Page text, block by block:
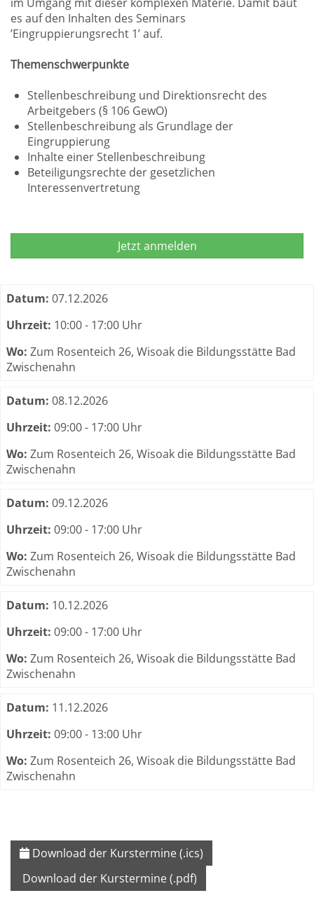
es auf den Inhalten des Seminars
’Eingruppierungsrecht 1’ auf.
Themenschwerpunkte
Stellenbeschreibung und Direktionsrecht des
Arbeitgebers (§ 106 GewO)
Stellenbeschreibung als Grundlage der
Eingruppierung
Inhalte einer Stellenbeschreibung
Beteiligungsrechte der gesetzlichen
Interessenvertretung
Jetzt anmelden
Termine zum dieser Kurs
Datum: 07.12.2026
Uhrzeit: 10:00 - 17:00 Uhr
Wo: Zum Rosenteich 26, Wisoak die Bildungsstätte Bad
Zwischenahn
Datum: 08.12.2026
Uhrzeit: 09:00 - 17:00 Uhr
Wo: Zum Rosenteich 26, Wisoak die Bildungsstätte Bad
Zwischenahn
Datum: 09.12.2026
Uhrzeit: 09:00 - 17:00 Uhr
Wo: Zum Rosenteich 26, Wisoak die Bildungsstätte Bad
Zwischenahn
Datum: 10.12.2026
Uhrzeit: 09:00 - 17:00 Uhr
Wo: Zum Rosenteich 26, Wisoak die Bildungsstätte Bad
Zwischenahn
Datum: 11.12.2026
Uhrzeit: 09:00 - 13:00 Uhr
Wo: Zum Rosenteich 26, Wisoak die Bildungsstätte Bad
Zwischenahn
Download der Kurstermine (.ics)
Download der Kurstermine (.pdf)